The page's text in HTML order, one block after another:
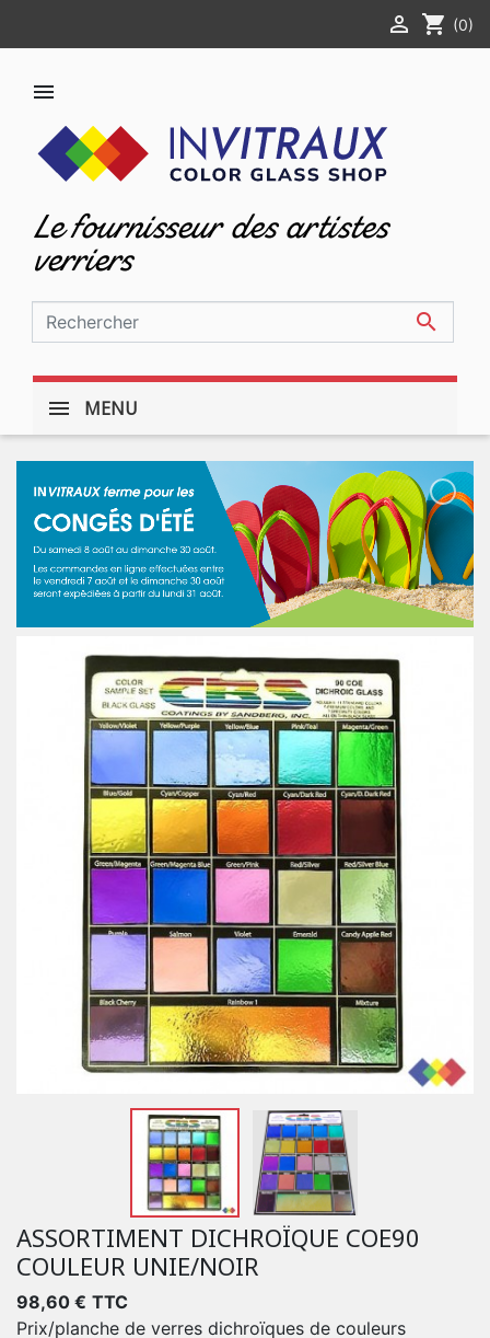
 shopping_cart (0)

Le fournisseur des artistes
verriers

MENU
ASSORTIMENT DICHROÏQUE COE90
COULEUR UNIE/NOIR
98,60 € TTC
Prix/planche de verres dichroïques de couleurs